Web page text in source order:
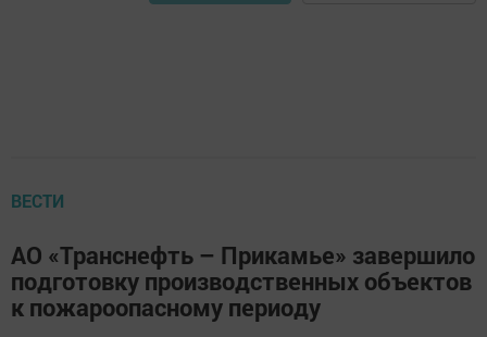
ВЕСТИ
АО «Транснефть – Прикамье» завершило
подготовку производственных объектов
к пожароопасному периоду